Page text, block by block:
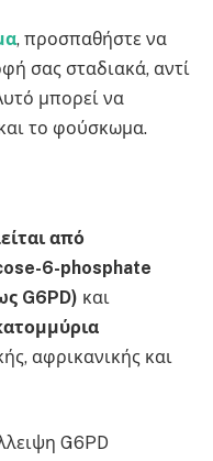
, προσπαθήστε να
σας σταδιακά, αντί
μπορεί να
το φούσκωμα.
από
6-phosphate
G6PD) και
αφρικανικής και
G6PD